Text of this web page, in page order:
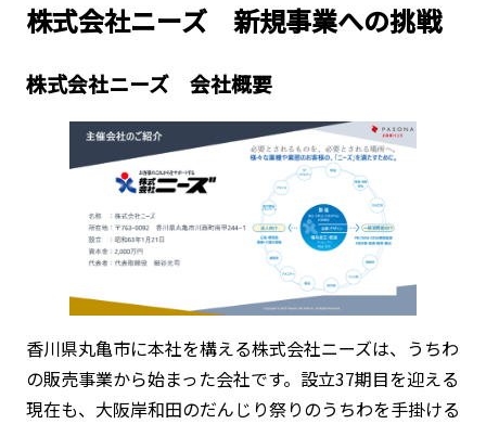
株式会社ニーズ 新規事業への挑戦
株式会社ニーズ 会社概要
香川県丸亀市に本社を構える株式会社ニーズは、うちわ
の販売事業から始まった会社です。設立37期目を迎える
現在も、大阪岸和田のだんじり祭りのうちわを手掛ける